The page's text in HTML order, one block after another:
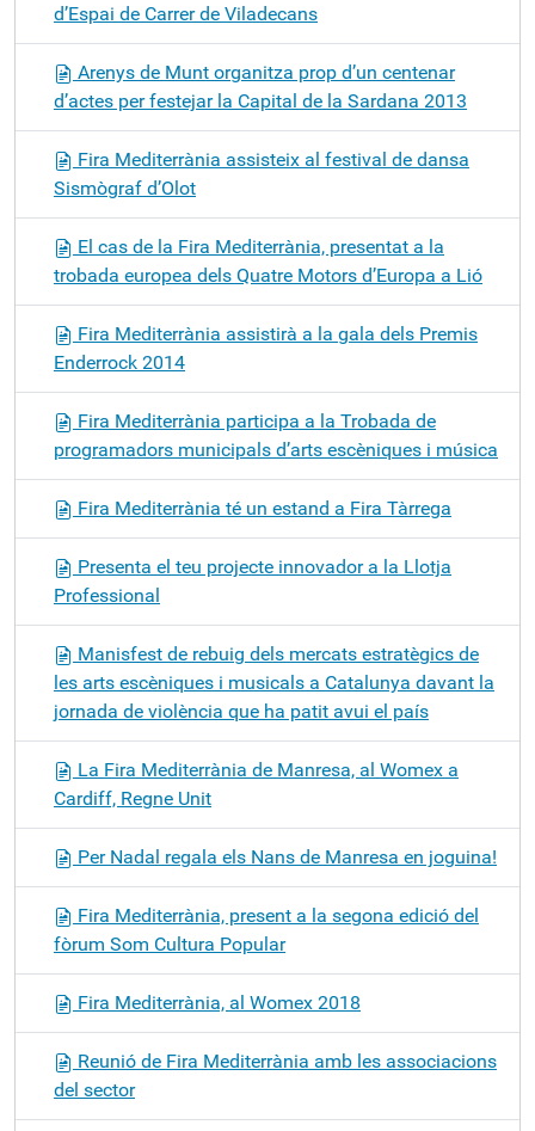
d’Espai de Carrer de Viladecans
Arenys de Munt organitza prop d’un centenar
d’actes per festejar la Capital de la Sardana 2013
Fira Mediterrània assisteix al festival de dansa
Sismògraf d’Olot
El cas de la Fira Mediterrània, presentat a la
trobada europea dels Quatre Motors d’Europa a Lió
Fira Mediterrània assistirà a la gala dels Premis
Enderrock 2014
Fira Mediterrània participa a la Trobada de
programadors municipals d’arts escèniques i música
Fira Mediterrània té un estand a Fira Tàrrega
Presenta el teu projecte innovador a la Llotja
Professional
Manisfest de rebuig dels mercats estratègics de
les arts escèniques i musicals a Catalunya davant la
jornada de violència que ha patit avui el país
La Fira Mediterrània de Manresa, al Womex a
Cardiff, Regne Unit
Per Nadal regala els Nans de Manresa en joguina!
Fira Mediterrània, present a la segona edició del
fòrum Som Cultura Popular
Fira Mediterrània, al Womex 2018
Reunió de Fira Mediterrània amb les associacions
del sector